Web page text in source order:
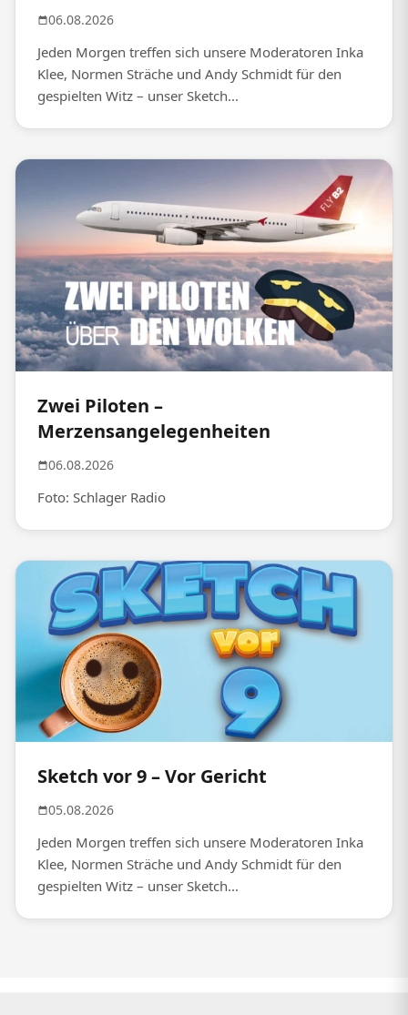
06.08.2026
Jeden Morgen treffen sich unsere Moderatoren Inka
Klee, Normen Sträche und Andy Schmidt für den
gespielten Witz – unser Sketch...
Zwei Piloten –
Merzensangelegenheiten
06.08.2026
Foto: Schlager Radio
Sketch vor 9 – Vor Gericht
05.08.2026
Jeden Morgen treffen sich unsere Moderatoren Inka
Klee, Normen Sträche und Andy Schmidt für den
gespielten Witz – unser Sketch...